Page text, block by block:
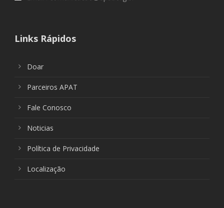
Links Rápidos
Doar
Parceiros APAT
Fale Conosco
Noticias
Política de Privacidade
Localização